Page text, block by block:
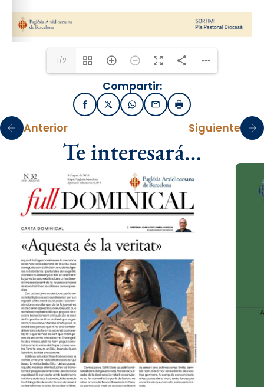
1/2
Compartir:
FacebookX / TwitterWhatsApp
EmailImprimir
Anterior Siguiente
Te interesará…